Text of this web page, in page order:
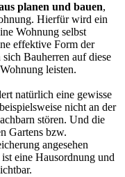
planen und bauen,
Hierfür wird ein
Wohnung selbst
effektive Form der
Bauherren auf diese
leisten.
natürlich eine gewisse
nicht an der
stören. Und die
Gartens bzw.
angesehen
eine Hausordnung und